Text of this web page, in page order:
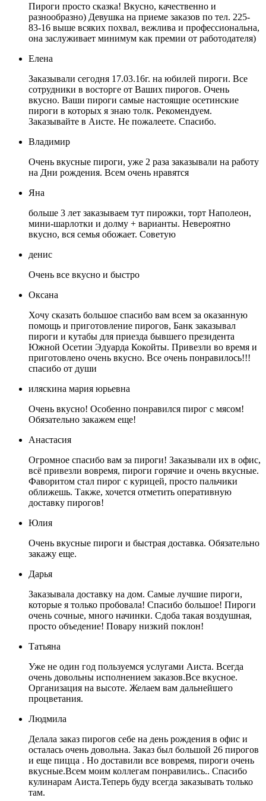
Пироги просто сказка! Вкусно, качественно и
разнообразно) Девушка на приеме заказов по тел. 225-
83-16 выше всяких похвал, вежлива и профессиональна,
она заслуживает минимум как премии от работодателя)
Елена
Заказывали сегодня 17.03.16г. на юбилей пироги. Все
сотрудники в восторге от Ваших пирогов. Очень
вкусно. Ваши пироги самые настоящие осетинские
пироги в которых я знаю толк. Рекомендуем.
Заказывайте в Аисте. Не пожалеете. Спасибо.
Владимир
Очень вкусные пироги, уже 2 раза заказывали на работу
на Дни рождения. Всем очень нравятся
Яна
больше 3 лет заказываем тут пирожки, торт Наполеон,
мини-шарлотки и долму + варианты. Невероятно
вкусно, вся семья обожает. Советую
денис
Очень все вкусно и быстро
Оксана
Хочу сказать большое спасибо вам всем за оказанную
помощь и приготовление пирогов, Банк заказывал
пироги и кутабы для приезда бывшего президента
Южной Осетии Эдуарда Кокойты. Привезли во время и
приготовлено очень вкусно. Все очень понравилось!!!
спасибо от души
иляскина мария юрьевна
Очень вкусно! Особенно понравился пирог с мясом!
Обязательно закажем еще!
Анастасия
Огромное спасибо вам за пироги! Заказывали их в офис,
всё привезли вовремя, пироги горячие и очень вкусные.
Фаворитом стал пирог с курицей, просто пальчики
оближешь. Также, хочется отметить оперативную
доставку пирогов!
Юлия
Очень вкусные пироги и быстрая доставка. Обязательно
закажу еще.
Дарья
Заказывала доставку на дом. Самые лучшие пироги,
которые я только пробовала! Спасибо большое! Пироги
очень сочные, много начинки. Сдоба такая воздушная,
просто объедение! Повару низкий поклон!
Татьяна
Уже не один год пользуемся услугами Аиста. Всегда
очень довольны исполнением заказов.Все вкусное.
Организация на высоте. Желаем вам дальнейшего
процветания.
Людмила
Делала заказ пирогов себе на день рождения в офис и
осталась очень довольна. Заказ был большой 26 пирогов
и еще пицца . Но доставили все вовремя, пироги очень
вкусные.Всем моим коллегам понравились.. Спасибо
кулинарам Аиста.Теперь буду всегда заказывать только
там.